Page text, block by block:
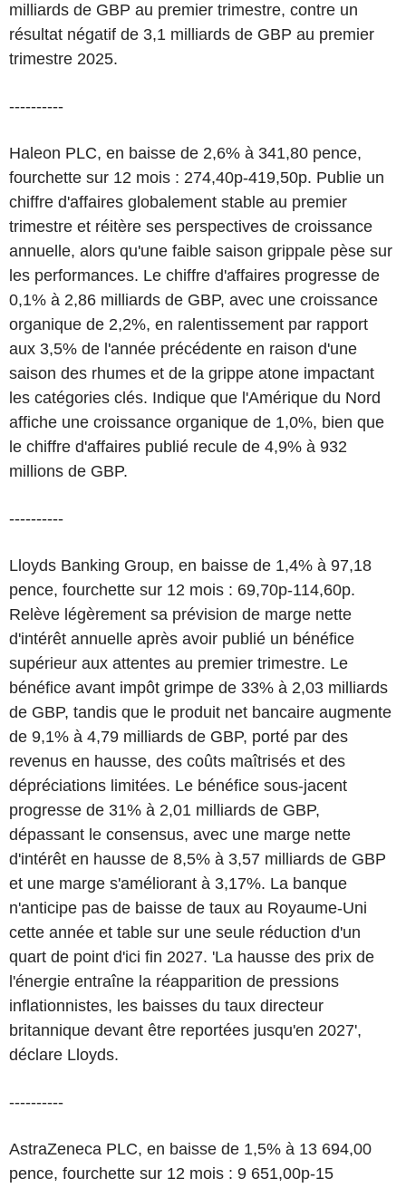
milliards de GBP au premier trimestre, contre un
résultat négatif de 3,1 milliards de GBP au premier
trimestre 2025.
----------
Haleon PLC, en baisse de 2,6% à 341,80 pence,
fourchette sur 12 mois : 274,40p-419,50p. Publie un
chiffre d'affaires globalement stable au premier
trimestre et réitère ses perspectives de croissance
annuelle, alors qu'une faible saison grippale pèse sur
les performances. Le chiffre d'affaires progresse de
0,1% à 2,86 milliards de GBP, avec une croissance
organique de 2,2%, en ralentissement par rapport
aux 3,5% de l'année précédente en raison d'une
saison des rhumes et de la grippe atone impactant
les catégories clés. Indique que l'Amérique du Nord
affiche une croissance organique de 1,0%, bien que
le chiffre d'affaires publié recule de 4,9% à 932
millions de GBP.
----------
Lloyds Banking Group, en baisse de 1,4% à 97,18
pence, fourchette sur 12 mois : 69,70p-114,60p.
Relève légèrement sa prévision de marge nette
d'intérêt annuelle après avoir publié un bénéfice
supérieur aux attentes au premier trimestre. Le
bénéfice avant impôt grimpe de 33% à 2,03 milliards
de GBP, tandis que le produit net bancaire augmente
de 9,1% à 4,79 milliards de GBP, porté par des
revenus en hausse, des coûts maîtrisés et des
dépréciations limitées. Le bénéfice sous-jacent
progresse de 31% à 2,01 milliards de GBP,
dépassant le consensus, avec une marge nette
d'intérêt en hausse de 8,5% à 3,57 milliards de GBP
et une marge s'améliorant à 3,17%. La banque
n'anticipe pas de baisse de taux au Royaume-Uni
cette année et table sur une seule réduction d'un
quart de point d'ici fin 2027. 'La hausse des prix de
l'énergie entraîne la réapparition de pressions
inflationnistes, les baisses du taux directeur
britannique devant être reportées jusqu'en 2027',
déclare Lloyds.
----------
AstraZeneca PLC, en baisse de 1,5% à 13 694,00
pence, fourchette sur 12 mois : 9 651,00p-15